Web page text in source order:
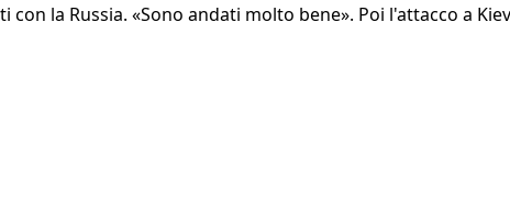
la Russia. «Sono andati molto bene». Poi l'attacco a